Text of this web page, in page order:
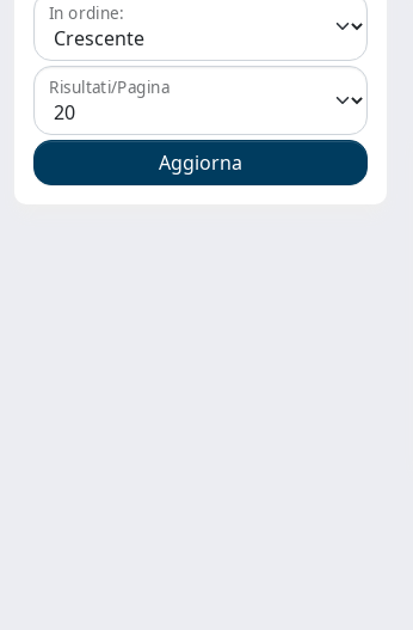
In ordine:
Risultati/Pagina